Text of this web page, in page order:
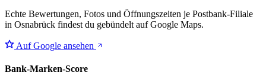
Echte Bewertungen, Fotos und Öffnungszeiten je Postbank-Filiale
in Osnabrück findest du gebündelt auf Google Maps.
Auf Google ansehen
Bank-Marken-Score